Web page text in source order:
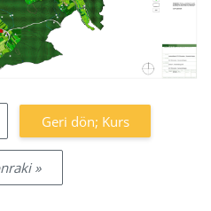
Geri dön; Kurs
»